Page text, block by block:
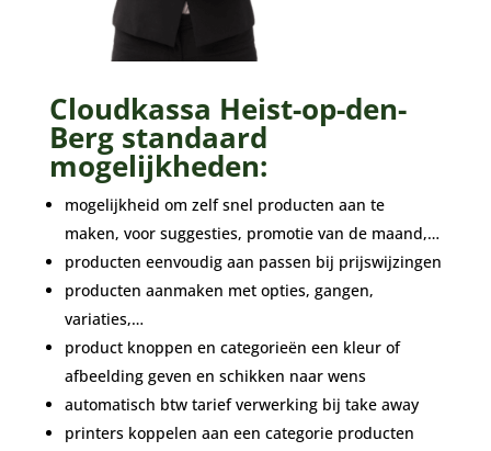
Cloudkassa Heist-op-den-
Berg standaard
mogelijkheden:
mogelijkheid om zelf snel producten aan te
maken, voor suggesties, promotie van de maand,…
producten eenvoudig aan passen bij prijswijzingen
producten aanmaken met opties, gangen,
variaties,…
product knoppen en categorieën een kleur of
afbeelding geven en schikken naar wens
automatisch btw tarief verwerking bij take away
printers koppelen aan een categorie producten